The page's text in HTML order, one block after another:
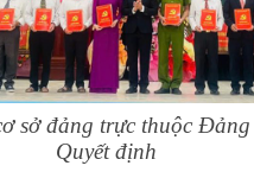
sở đảng trực thuộc
Quyết định